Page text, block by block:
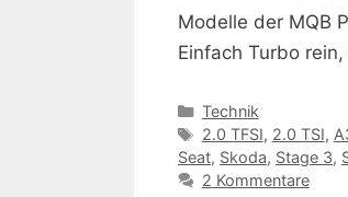
Modelle der MQB
Einfach Turbo
Kategorien
Technik
Schlagwörter
2.0 TFSI, 2.0 TSI,
Seat, Skoda, Stage 3,
2 Kommentare